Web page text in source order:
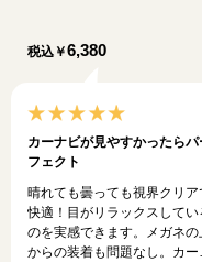
税込 ￥6,380
カーナビが見やすかったらパ
フェクト
晴れても曇っても視界クリア
快適！目がリラックスしてい
のを実感できます。メガネの
からの装着も問題なし。カー